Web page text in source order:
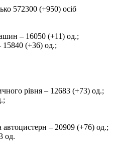
572300 (+950) осіб
– 16050 (+11) од.;
15840 (+36) од.;
рівня – 12683 (+73) од.;
автоцистерн – 20909 (+76) од.;
од.